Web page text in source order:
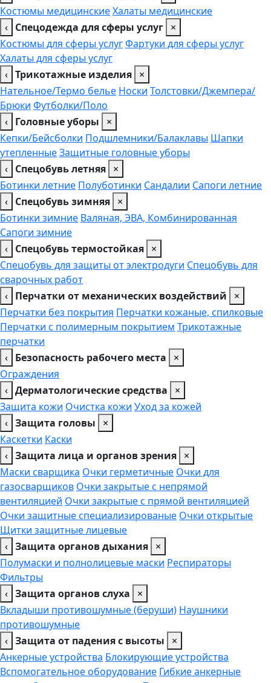
Костюмы медицинскиеХалаты медицинские
‹ Спецодежда для сферы услуг ×
Костюмы для сферы услугФартуки для сферы услуг
Халаты для сферы услуг
‹ Трикотажные изделия ×
Нательное/Термо белье Носки Толстовки/Джемпера/
Брюки Футболки/Поло
‹ Головные уборы
×
Кепки/Бейсболки Подшлемники/Балаклавы Шапки
утепленныеЗащитные головные уборы
‹ Спецобувь летняя ×
Ботинки летние Полуботинки Сандалии Сапоги летние
‹ Спецобувь зимняя ×
Ботинки зимние Валяная, ЭВА, Комбинированная
Сапоги зимние
‹ Спецобувь термостойкая ×
Спецобувь для защиты от электродуги Спецобувь для
сварочных работ
‹ Перчатки от механических воздействий
×
Перчатки без покрытия Перчатки кожаные, спилковые
Перчатки с полимерным покрытием Трикотажные
перчатки
‹ Безопасность рабочего места
×
Ограждения
‹ Дерматологические средства
×
Защита кожи Очистка кожи Уход за кожей
‹ Защита головы
×
Каскетки Каски
‹ Защита лица и органов зрения ×
Маски сварщика Очки герметичные Очки для
газосварщиков Очки закрытые с непрямой
вентиляцией Очки закрытые с прямой вентиляцией
Очки защитные специализированые Очки открытые
Щитки защитные лицевые
‹ Защита органов дыхания ×
Полумаски и полнолицевые маски Респираторы
Фильтры
‹ Защита органов слуха
×
Вкладыши противошумные (беруши) Наушники
противошумные
‹ Защита от падения с высоты
×
Анкерные устройства Блокирующие устройства
Вспомогательное оборудование Гибкие анкерные